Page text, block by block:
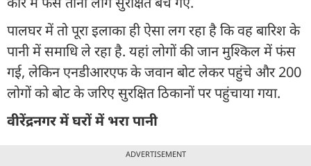
पालघर में तो पूरा इलाका ही ऐसा लग रहा है कि वह बारिश के
पानी में समाधि ले रहा है. यहां लोगों की जान मुश्किल में फंस
गई, लेकिन एनडीआरएफ के जवान बोट लेकर पहुंचे और 200
लोगों को बोट के जरिए सुरक्षित ठिकानों पर पहुंचाया गया.
वीरेंद्रनगर में घरों में भरा पानी
ADVERTISEMENT